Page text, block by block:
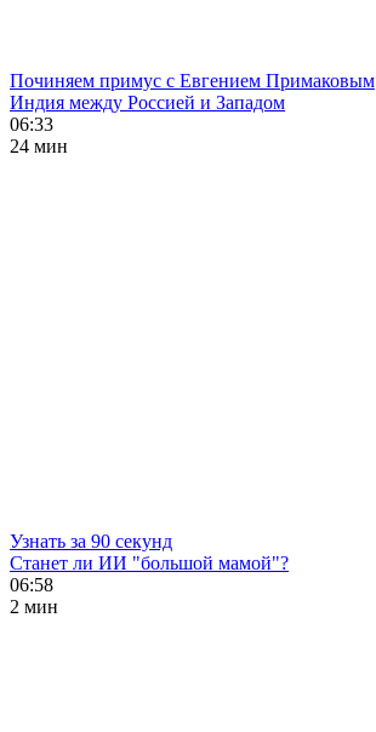
Починяем примус с Евгением Примаковым
Индия между Россией и Западом
06:33
24 мин
Узнать за 90 секунд
Станет ли ИИ "большой мамой"?
06:58
2 мин